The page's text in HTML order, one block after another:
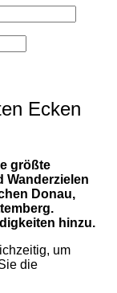
Ecken
größte
Wanderzielen
Donau,
hinzu.
um
die